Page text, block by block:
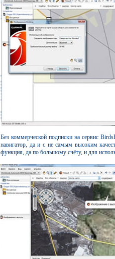
Без коммерческой подписки на сервис
навигатор, да и с не самым высоким
функция, да по большому счёту, и для